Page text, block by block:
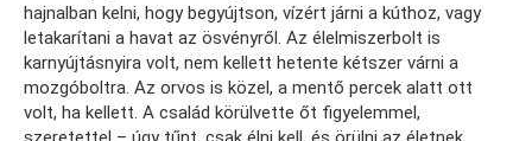
hajnalban kelni, hogy begyújtson, vízért járni a kúthoz, vagy
letakarítani a havat az ösvényről. Az élelmiszerbolt is
karnyújtásnyira volt, nem kellett hetente kétszer várni a
mozgóboltra. Az orvos is közel, a mentő percek alatt ott
volt, ha kellett. A család körülvette őt figyelemmel,